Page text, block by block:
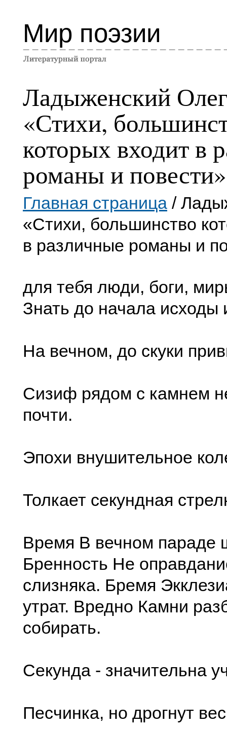
Мир поэзии
Ладыженский
«Стихи,
которых входит в
романы и повести»
Главная страница /
«Стихи, большинство
в различные романы и
для тебя люди, боги,
Знать до начала исходы
На вечном, до скуки
Сизиф рядом с камнем
почти.
Эпохи внушительное
Толкает секундная
Время В вечном параде
Бренность Не
слизняка. Бремя
утрат. Вредно Камни
собирать.
Секунда - значительна
Песчинка, но дрогнут